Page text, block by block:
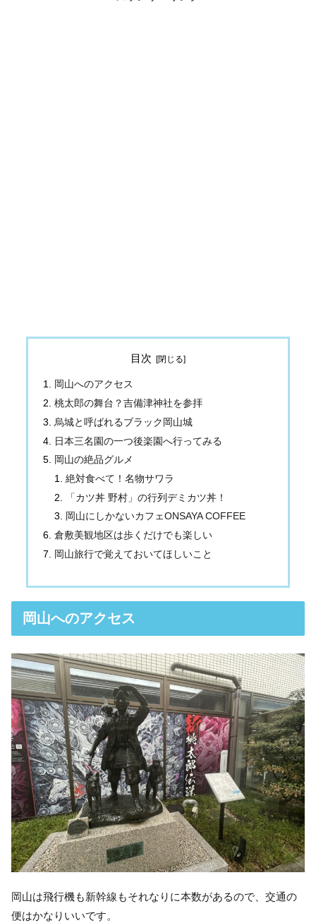
目次
岡山へのアクセス
桃太郎の舞台？吉備津神社を参拝
烏城と呼ばれるブラック岡山城
日本三名園の一つ後楽園へ行ってみる
岡山の絶品グルメ
絶対食べて！名物サワラ
「カツ丼 野村」の行列デミカツ丼！
岡山にしかないカフェONSAYA COFFEE
倉敷美観地区は歩くだけでも楽しい
岡山旅行で覚えておいてほしいこと
岡山へのアクセス
岡山は飛行機も新幹線もそれなりに本数があるので、交通の
便はかなりいいです。